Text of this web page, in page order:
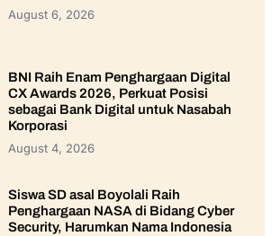
August 6, 2026
BNI Raih Enam Penghargaan Digital
CX Awards 2026, Perkuat Posisi
sebagai Bank Digital untuk Nasabah
Korporasi
August 4, 2026
Siswa SD asal Boyolali Raih
Penghargaan NASA di Bidang Cyber
Security, Harumkan Nama Indonesia